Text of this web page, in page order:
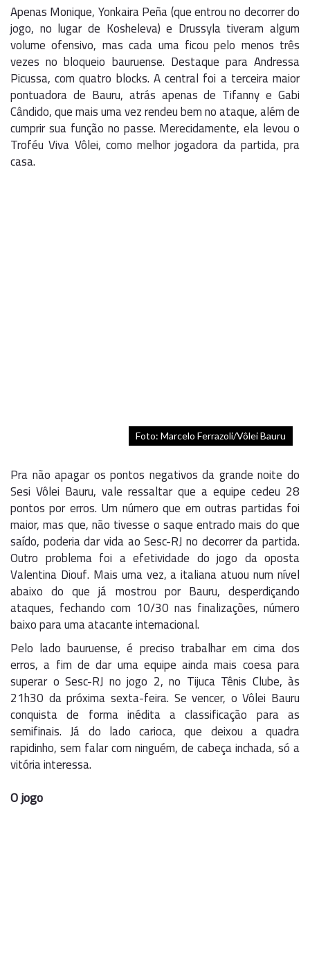
Apenas Monique, Yonkaira Peña (que entrou no decorrer do
jogo, no lugar de Kosheleva) e Drussyla tiveram algum
volume ofensivo, mas cada uma ficou pelo menos três
vezes no bloqueio bauruense. Destaque para Andressa
Picussa, com quatro blocks. A central foi a terceira maior
pontuadora de Bauru, atrás apenas de Tifanny e Gabi
Cândido, que mais uma vez rendeu bem no ataque, além de
cumprir sua função no passe. Merecidamente, ela levou o
Troféu Viva Vôlei, como melhor jogadora da partida, pra
casa.
Foto: Marcelo Ferrazoli/Vôlei Bauru
Pra não apagar os pontos negativos da grande noite do
Sesi Vôlei Bauru, vale ressaltar que a equipe cedeu 28
pontos por erros. Um número que em outras partidas foi
maior, mas que, não tivesse o saque entrado mais do que
saído, poderia dar vida ao Sesc-RJ no decorrer da partida.
Outro problema foi a efetividade do jogo da oposta
Valentina Diouf. Mais uma vez, a italiana atuou num nível
abaixo do que já mostrou por Bauru, desperdiçando
ataques, fechando com 10/30 nas finalizações, número
baixo para uma atacante internacional.
Pelo lado bauruense, é preciso trabalhar em cima dos
erros, a fim de dar uma equipe ainda mais coesa para
superar o Sesc-RJ no jogo 2, no Tijuca Tênis Clube, às
21h30 da próxima sexta-feira. Se vencer, o Vôlei Bauru
conquista de forma inédita a classificação para as
semifinais. Já do lado carioca, que deixou a quadra
rapidinho, sem falar com ninguém, de cabeça inchada, só a
vitória interessa.
O jogo